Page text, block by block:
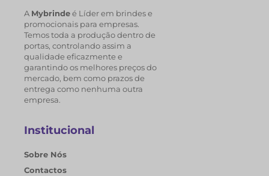
A Mybrindeé Líder em brindes e
promocionais para empresas.
Temos toda a produção dentro de
portas, controlando assim a
qualidade eficazmente e
garantindo os melhores preços do
mercado, bem como prazos de
entrega como nenhuma outra
empresa.
Institucional
Sobre Nós
Contactos